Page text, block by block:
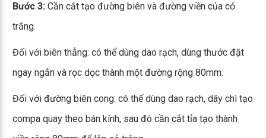
Bước 3: Cần cắt tạo đường biên và đường viền của cỏ
trắng.
Đối với biên thẳng: có thể dùng dao rạch, dùng thước đặt
ngay ngắn và rọc dọc thành một đường rộng 80mm.
Đối với đường biên cong: có thể dùng dao rạch, dây chì tạo
compa quay theo bán kính, sau đó cần cắt tỉa tạo thành